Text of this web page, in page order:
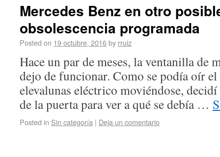
Mercedes Benz en otro
obsolescencia programada
Posted on 19 octubre, 2016by rruiz
Hace un par de meses, la ventanilla de
dejo de funcionar. Como se podía oír
elevalunas eléctrico moviéndose,
de la puerta para ver a qué se debía …
Posted in Sin categoría | Deja un comentario